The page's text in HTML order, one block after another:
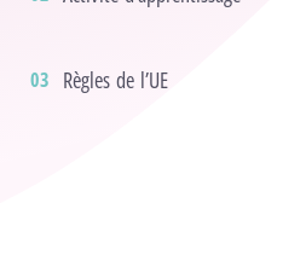
Règles de l’UE